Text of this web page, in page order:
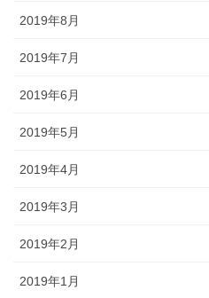
2019年8月
2019年7月
2019年6月
2019年5月
2019年4月
2019年3月
2019年2月
2019年1月